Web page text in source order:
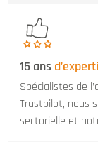
15 ans
Spécialistes de
Trustpilot, nous
sectorielle et